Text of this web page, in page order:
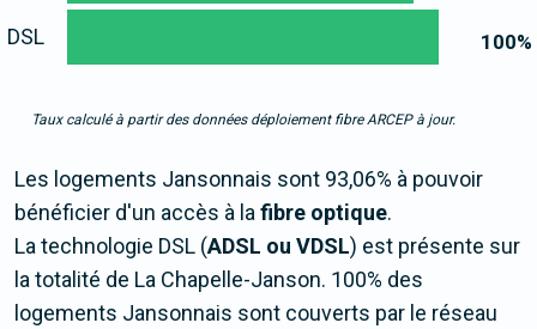
100%
DSL
Taux calculé à partir des données déploiement fibre ARCEP à jour.
Les logements Jansonnais sont 93,06% à pouvoir
bénéficier d'un accès à lafibre optique.
La technologie DSL (ADSL ou VDSL) est présente sur
la totalité de La Chapelle-Janson. 100% des
logements Jansonnais sont couverts par le réseau